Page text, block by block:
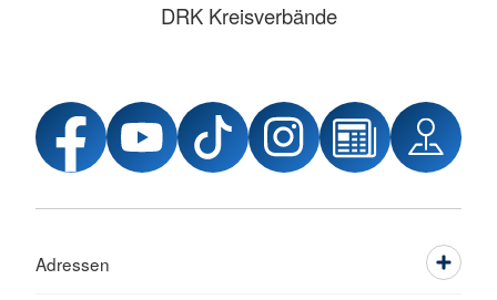
DRK Kreisverbände
Adressen